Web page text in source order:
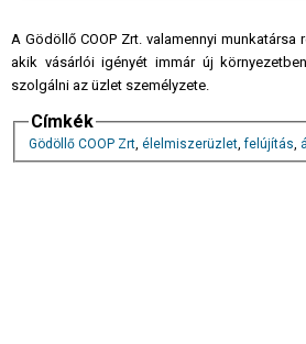
A Gödöllő COOP Zrt. valamennyi
akik vásárlói igényét immár új
szolgálni az üzlet személyzete.
Címkék
Gödöllő COOP Zrt, élelmiszerüzlet,felújítás,